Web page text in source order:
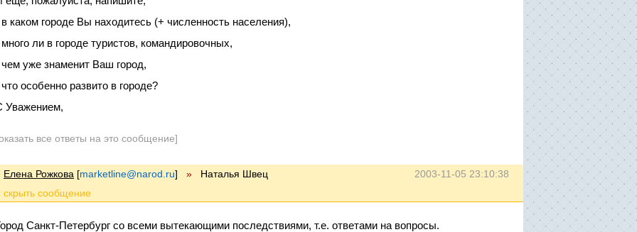
каком городе Вы находитесь (+ численность населения),
ли в городе туристов, командировочных,
уже знаменит Ваш город,
особенно развито в городе?
Уважением,
все ответы на это сообщение]
2003-11-05 23:10:38
Елена Рожкова [marketline@narod.ru] » Наталья Швец
Санкт-Петербург со всеми вытекающими последствиями, т.е. ответами на вопросы.